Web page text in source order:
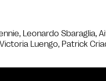
Leonardo Sbaraglia,
Luengo, Patrick